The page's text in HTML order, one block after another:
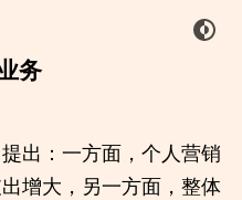
务
出：一方面，个人营销
增大，另一方面，整体